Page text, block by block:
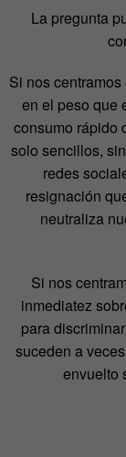
La pregunta
Si nos
en el peso que
consumo rápido
solo sencillos,
redes
resignación
neutraliza
Si nos
inmediatez
para
suceden a
envuelto